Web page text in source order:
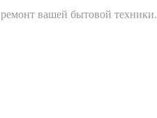
вашей бытовой техники.